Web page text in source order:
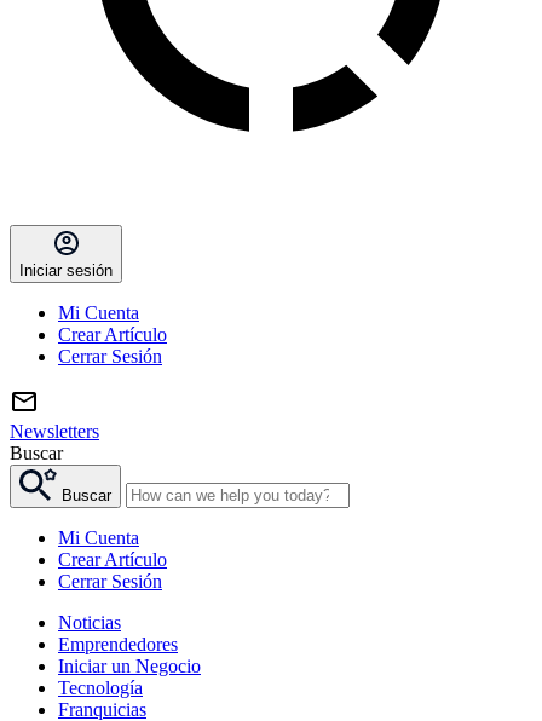
Iniciar sesión
Mi Cuenta
Crear Artículo
Cerrar Sesión
Newsletters
Buscar
Buscar
Mi Cuenta
Crear Artículo
Cerrar Sesión
Noticias
Emprendedores
Iniciar un Negocio
Tecnología
Franquicias